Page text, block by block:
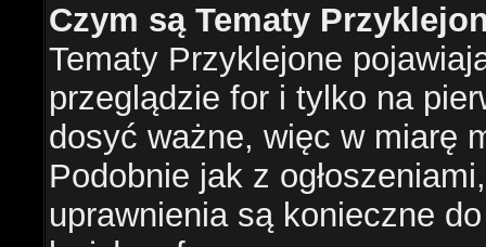
Czym są Tematy
Tematy Przyklejone
przeglądzie for i tylko na
dosyć ważne, więc w miarę
Podobnie jak z
uprawnienia są konieczne